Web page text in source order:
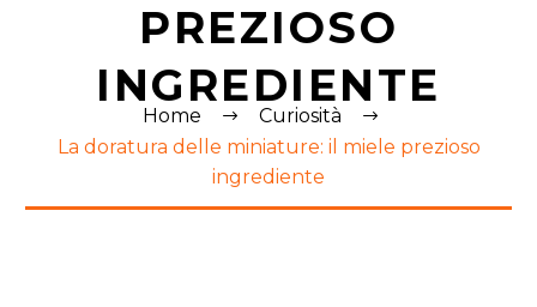
PREZIOSO
INGREDIENTE
Home
Curiosità
La doratura delle miniature: il miele prezioso
ingrediente